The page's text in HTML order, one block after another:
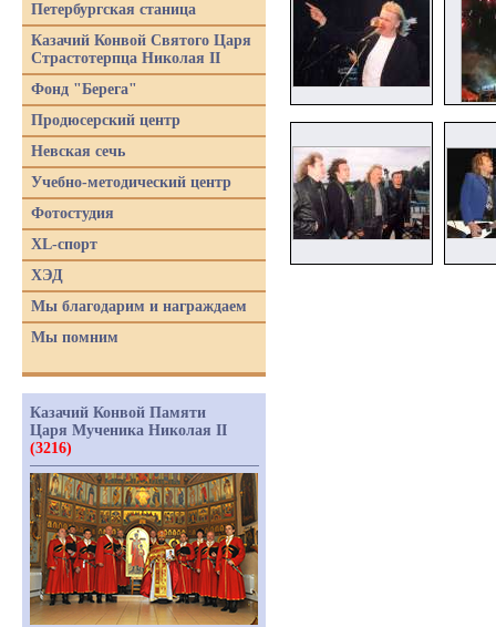
Петербургская станица
Казачий Конвой Святого Царя
Страстотерпца Николая II
Фонд "Берега"
Продюсерский центр
Невская сечь
Учебно-методический центр
Фотостудия
XL-спорт
ХЭД
Мы благодарим и награждаем
Мы помним
Казачий Конвой Памяти
Царя Мученика Николая II
(3216)